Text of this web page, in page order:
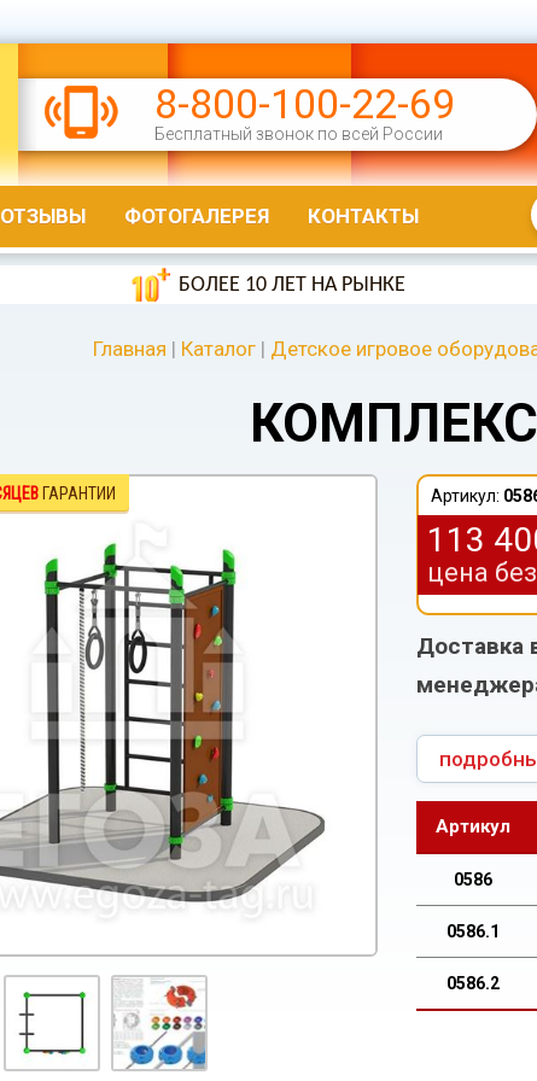
8-800-100-22-69
Бесплатный звонок по всей России
ОТЗЫВЫ ФОТОГАЛЕРЕЯ КОНТАКТЫ
БОЛЕЕ 10 ЛЕТ НА РЫНКЕ
Главная | Каталог | Детское игровое
КОМПЛЕКС
ГАРАНТИИ Артикул:
113
цена
Доставка
Артикул
0586
0586.1
0586.2